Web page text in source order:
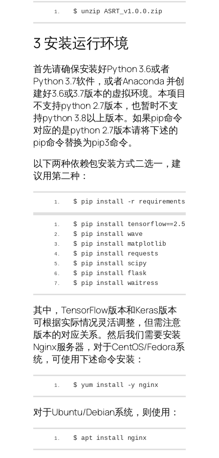
$ unzip ASRT_v1.0.0.zip
3 安装运行环境
首先请确保安装好Python 3.6或者
Python 3.7软件，或者Anaconda 并创
建好3.6或3.7版本的虚拟环境。本项目
不支持python 2.7版本，也暂时不支
持python 3.8以上版本。如果pip命令
对应的是python 2.7版本请将下述的
pip命令替换为pip3命令。
以下两种依赖包安装方式二选一，建
议用第二种：
$ pip install -r requirements.txt
$ pip install tensorflow==2.5.
$ pip install wave
$ pip install matplotlib
$ pip install requests
$ pip install scipy
$ pip install flask
$ pip install waitress
其中，TensorFlow版本和Keras版本
可根据实际情况灵活调整，但需注意
版本的对应关系。然后我们需要安装
Nginx服务器，对于CentOS/Fedora系
统，可使用下述命令安装：
$ yum install -y nginx
对于Ubuntu/Debian系统，则使用：
$ apt install nginx